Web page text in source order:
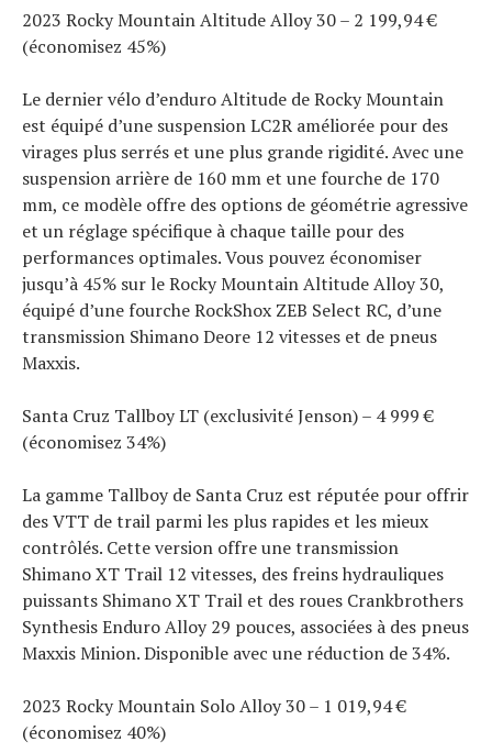
2023 Rocky Mountain Altitude Alloy 30 – 2 199,94 €
(économisez 45%)
Le dernier vélo d’enduro Altitude de Rocky Mountain
est équipé d’une suspension LC2R améliorée pour des
virages plus serrés et une plus grande rigidité. Avec une
suspension arrière de 160 mm et une fourche de 170
mm, ce modèle offre des options de géométrie agressive
et un réglage spécifique à chaque taille pour des
performances optimales. Vous pouvez économiser
jusqu’à 45% sur le Rocky Mountain Altitude Alloy 30,
équipé d’une fourche RockShox ZEB Select RC, d’une
transmission Shimano Deore 12 vitesses et de pneus
Maxxis.
Santa Cruz Tallboy LT (exclusivité Jenson) – 4 999 €
(économisez 34%)
La gamme Tallboy de Santa Cruz est réputée pour offrir
des VTT de trail parmi les plus rapides et les mieux
contrôlés. Cette version offre une transmission
Shimano XT Trail 12 vitesses, des freins hydrauliques
puissants Shimano XT Trail et des roues Crankbrothers
Synthesis Enduro Alloy 29 pouces, associées à des pneus
Maxxis Minion. Disponible avec une réduction de 34%.
2023 Rocky Mountain Solo Alloy 30 – 1 019,94 €
(économisez 40%)
Actualités
Technologies
Conseils
Tendances
Tous nos articles
À propos